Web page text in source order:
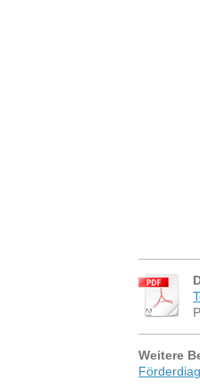
Weitere